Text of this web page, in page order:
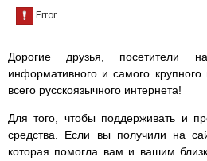
Дорогие друзья, посетители
информативного и самого крупного
всего русскоязычного интернета!
Для того, чтобы поддерживать и
средства. Если вы получили на
которая помогла вам и вашим